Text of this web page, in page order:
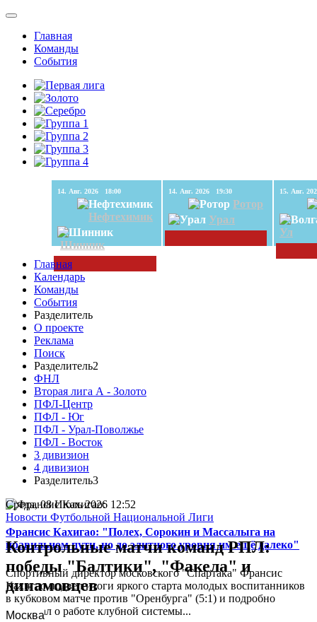
Главная
Команды
События
14. Авг. 2026 18:00
Нефтехимик
Шинник
14. Авг. 2026 19:30
Ротор
Урал
Ул
Главная
Календарь
Команды
События
Разделитель
О проекте
Реклама
Поиск
Разделитель2
ФНЛ
Вторая лига А - Золото
ПФЛ-Центр
ПФЛ - Юг
ПФЛ - Урал-Поволжье
ПФЛ - Восток
3 дивизион
4 дивизион
Разделитель3
Франсис Кахигао: "Полех, Сорокин и Массалыга на
правильном пути, но до элитного уровня им ещё далеко"
Спортивный директор московского "Спартака" Франсис
Кахигао подвел итоги яркого старта молодых воспитанников
в кубковом матче против "Оренбурга" (5:1) и подробно
рассказал о работе клубной системы...
Среда, 08 Июль 2026 12:52
Новости Футбольной Национальной Лиги
Контрольные матчи команд РПЛ:
победы "Балтики", "Факела" и
динамовцев
Москва